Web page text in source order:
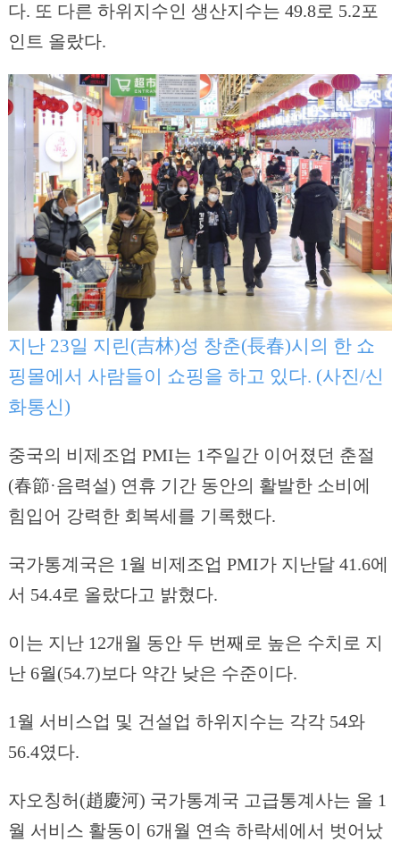
다. 또 다른 하위지수인 생산지수는 49.8로 5.2포
인트 올랐다.
지난 23일 지린(吉林)성 창춘(長春)시의 한 쇼
핑몰에서 사람들이 쇼핑을 하고 있다. (사진/신
화통신)
중국의 비제조업 PMI는 1주일간 이어졌던 춘절
(春節·음력설) 연휴 기간 동안의 활발한 소비에
힘입어 강력한 회복세를 기록했다.
국가통계국은 1월 비제조업 PMI가 지난달 41.6에
서 54.4로 올랐다고 밝혔다.
이는 지난 12개월 동안 두 번째로 높은 수치로 지
난 6월(54.7)보다 약간 낮은 수준이다.
1월 서비스업 및 건설업 하위지수는 각각 54와
56.4였다.
자오칭허(趙慶河) 국가통계국 고급통계사는 올 1
월 서비스 활동이 6개월 연속 하락세에서 벗어났